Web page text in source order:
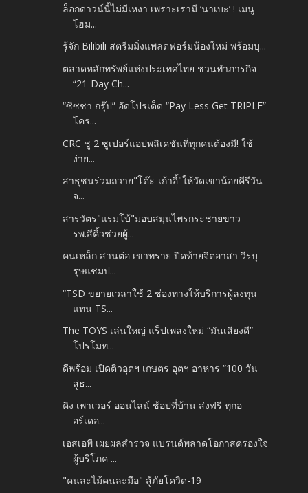
ล็อกดาวน์นี้ไม่มีเหงา เพราะเรามี ‘นาเบะ’ ! เมนู
โฮม...
รู้จัก Bilibili สตรีมมิ่งแพลตฟอร์มน้องใหม่ พร้อมบุ...
ตลาดหลักทรัพย์แห่งประเทศไทย ชวนทำภารกิจ
“21-Day Ch...
“ซิซซา กรุ๊ป” อัดโปรเด็ด “Pay Less Get TRIPLE”
โคร...
CRC ชู 2 ซูเปอร์แอปพลิเคชันที่ทุกคนต้องมี! ใช้
ง่าย...
สาธุชนร่วมถวาย"โต๊ะ-เก้าอี้"ให้วัดเขาน้อยคีรีวัน
จ...
สารวัตร"แรมโบ้"มอบสมุนไพรกระชายขาว
รพ.สีคิ้วช่วยผู้...
คนเหล็ก สานต่อ เขาทราย ปิดท้ายจิตอาสา วีรบุ
รุษแชมป...
“TSD ขยายเวลาใช้ 2 ช่องทางให้บริการผู้ลงทุน
แทน TS...
The TOYS เล่นใหญ่ แร็ปเพลงใหม่ “มันเสียงดี”
โปรโมท...
ดีพร้อม เปิดติวอุตฯ เกษตร อุตฯ อาหาร “100 วัน
สู่ธ...
คิง เพาเวอร์ ออนไลน์ ช้อปที่บ้าน ส่งฟรี ทุกอ
อร์เดอ...
เอสเอพี เผยผลสำรวจ แบรนด์พลาดโอกาสครองใจ
ผู้บริโภค ...
"คนละไม้คนละมือ" สู้ภัยโควิด-19